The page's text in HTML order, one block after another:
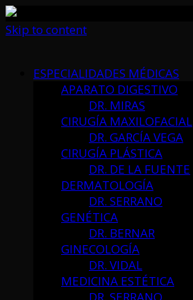
Skip to content
ESPECIALIDADES MÉDICAS
APARATO DIGESTIVO
DR. MIRAS
CIRUGÍA MAXILOFACIAL
DR. GARCÍA VEGA
CIRUGÍA PLÁSTICA
DR. DE LA FUENTE
DERMATOLOGÍA
DR. SERRANO
GENÉTICA
DR. BERNAR
GINECOLOGÍA
DR. VIDAL
MEDICINA ESTÉTICA